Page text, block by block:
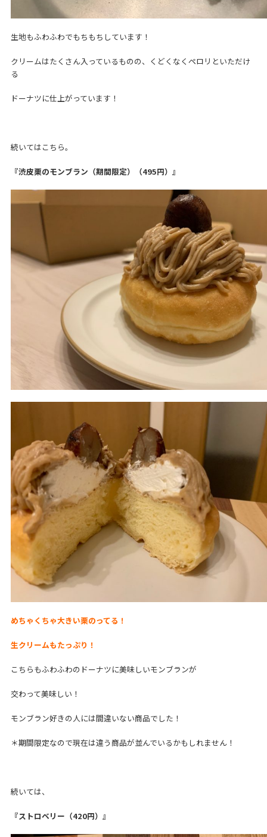
生地もふわふわでもちもちしています！
クリームはたくさん入っているものの、くどくなくペロリといただけ
る
ドーナツに仕上がっています！
続いてはこちら。
『渋皮栗のモンブラン（期間限定）（495円）』
めちゃくちゃ大きい栗のってる！
生クリームもたっぷり！
こちらもふわふわのドーナツに美味しいモンブランが
交わって美味しい！
モンブラン好きの人には間違いない商品でした！
＊期間限定なので現在は違う商品が並んでいるかもしれません！
続いては、
『ストロベリー（420円）』